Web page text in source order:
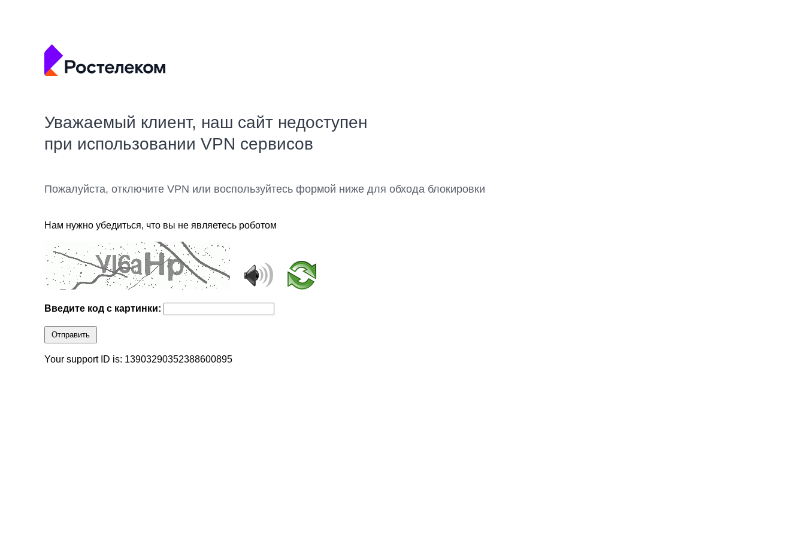
Уважаемый клиент, наш сайт недоступен
при использовании VPN сервисов
Пожалуйста, отключите VPN или воспользуйтесь формой ниже для обхода блокировки
Нам нужно убедиться, что вы не являетесь роботом
Введите код с картинки:
Отправить
Your support ID is: 13903290352388600895